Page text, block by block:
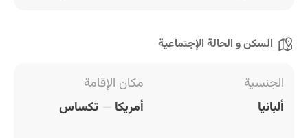
السكن و الحالة الإجتماعية
الجنسية
ألبانيا
مكان الإقامة
أمريكا
تكساس